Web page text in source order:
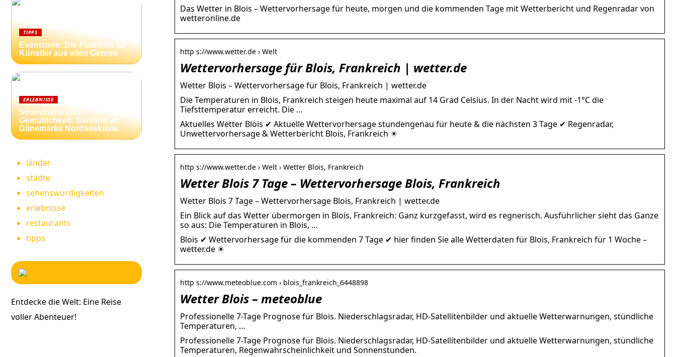
Das Wetter in Blois – Wettervorhersage für heute, morgen und die kommenden Tage mit Wetterbericht und Regenradar von
wetteronline.de
http s://www.wetter.de › Welt
Wettervorhersage für Blois, Frankreich | wetter.de
Wetter Blois – Wettervorhersage für Blois, Frankreich | wetter.de
Die Temperaturen in Blois, Frankreich steigen heute maximal auf 14 Grad Celsius. In der Nacht wird mit -1°C die
Tiefsttemperatur erreicht. Die …
Aktuelles Wetter Blois ✔ Aktuelle Wettervorhersage stundengenau für heute & die nächsten 3 Tage ✔ Regenradar,
Unwettervorhersage & Wetterbericht Blois, Frankreich ☀
http s://www.wetter.de › Welt › Wetter Blois, Frankreich
Wetter Blois 7 Tage – Wettervorhersage Blois, Frankreich
Wetter Blois 7 Tage – Wettervorhersage Blois, Frankreich | wetter.de
Ein Blick auf das Wetter übermorgen in Blois, Frankreich: Ganz kurzgefasst, wird es regnerisch. Ausführlicher sieht das Ganze
so aus: Die Temperaturen in Blois, …
Blois ✔ Wettervorhersage für die kommenden 7 Tage ✔ hier finden Sie alle Wetterdaten für Blois, Frankreich für 1 Woche –
wetter.de ☀
http s://www.meteoblue.com › blois_frankreich_6448898
Wetter Blois – meteoblue
Professionelle 7-Tage Prognose für Blois. Niederschlagsradar, HD-Satellitenbilder und aktuelle Wetterwarnungen, stündliche
Temperaturen, …
Professionelle 7-Tage Prognose für Blois. Niederschlagsradar, HD-Satellitenbilder und aktuelle Wetterwarnungen, stündliche
Temperaturen, Regenwahrscheinlichkeit und Sonnenstunden.
TIPPS
Eventzone: Die Plattform für
Künstler aus allen Genres
ERLEBNISSE
Strandnähe und
Gemütlichkeit: Blåvand an
Dänemarks Nordseeküste
länder
städte
sehenswürdigkeiten
erlebnisse
restaurants
tipps
Entdecke die Welt: Eine Reise
voller Abenteuer!